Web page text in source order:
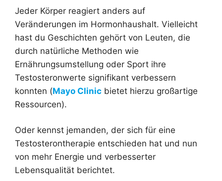
Jeder Körper reagiert anders auf
Veränderungen im Hormonhaushalt. Vielleicht
hast du Geschichten gehört von Leuten, die
durch natürliche Methoden wie
Ernährungsumstellung oder Sport ihre
Testosteronwerte signifikant verbessern
konnten (Mayo Clinic bietet hierzu großartige
Ressourcen).
Oder kennst jemanden, der sich für eine
Testosterontherapie entschieden hat und nun
von mehr Energie und verbesserter
Lebensqualität berichtet.